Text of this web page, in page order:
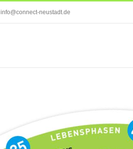
info@connect-neustadt.de